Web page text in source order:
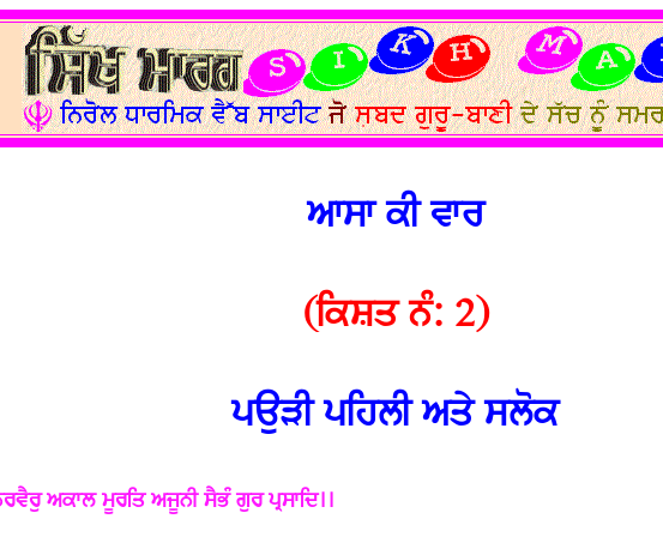
ਆਸਾ ਕੀ ਵਾਰ
(ਕਿਸ਼ਤ ਨੰ: 2)
ਪਉੜੀ ਪਹਿਲੀ ਅਤੇ ਸਲੋਕ
ਅਕਾਲ ਮੂਰਤਿ ਅਜੂਨੀ ਸੈਭੰ ਗੁਰ ਪ੍ਰਸਾਦਿ।।